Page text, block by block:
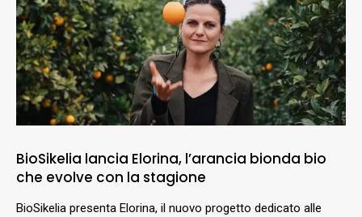
BioSikelia lancia Elorina, l’arancia bionda bio
che evolve con la stagione
BioSikelia presenta Elorina, il nuovo progetto dedicato alle